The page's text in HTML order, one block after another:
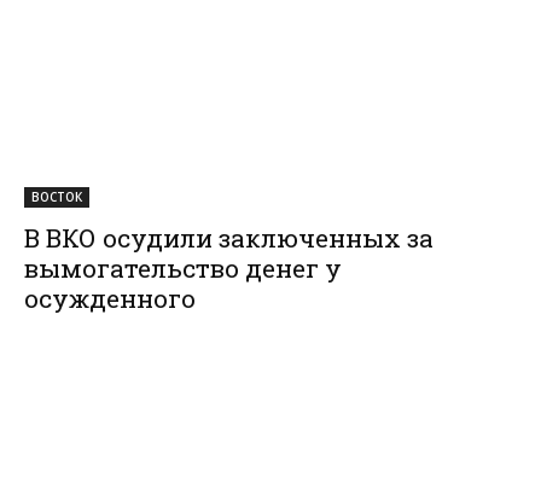
ВОСТОК
В ВКО осудили заключенных за
вымогательство денег у
осужденного